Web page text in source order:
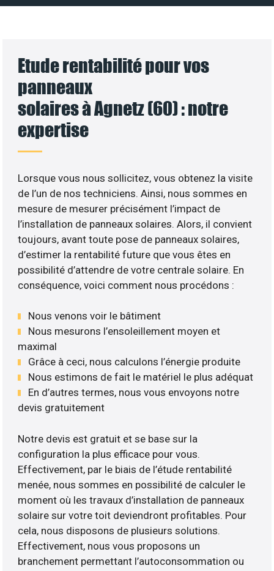
Etude rentabilité pour vos
panneaux
solaires à Agnetz (60) : notre
expertise
Lorsque vous nous sollicitez, vous obtenez la visite
de l’un de nos techniciens. Ainsi, nous sommes en
mesure de mesurer précisément l’impact de
l’installation de panneaux solaires. Alors, il convient
toujours, avant toute pose de panneaux solaires,
d’estimer la rentabilité future que vous êtes en
possibilité d’attendre de votre centrale solaire. En
conséquence, voici comment nous procédons :
Nous venons voir le bâtiment
Nous mesurons l’ensoleillement moyen et
maximal
Grâce à ceci, nous calculons l’énergie produite
Nous estimons de fait le matériel le plus adéquat
En d’autres termes, nous vous envoyons notre
devis gratuitement
Notre devis est gratuit et se base sur la
configuration la plus efficace pour vous.
Effectivement, par le biais de l’étude rentabilité
menée, nous sommes en possibilité de calculer le
moment où les travaux d’installation de panneaux
solaire sur votre toit deviendront profitables. Pour
cela, nous disposons de plusieurs solutions.
Effectivement, nous vous proposons un
branchement permettant l’autoconsommation ou